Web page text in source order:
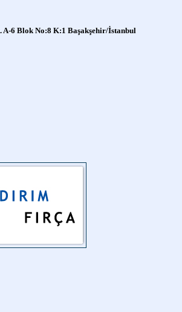
A-6 Blok No:8 K:1 Başakşehir/İstanbul